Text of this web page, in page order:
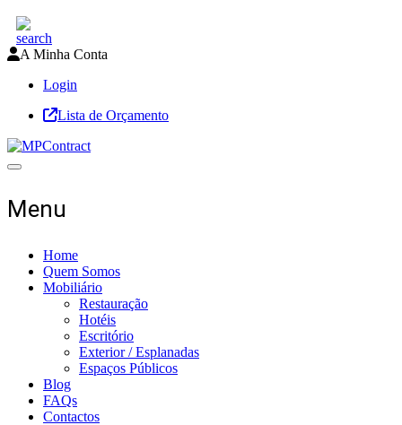
A Minha Conta
Login
Lista de Orçamento
Toggle navigation
Menu
Home
Quem Somos
Mobiliário
Restauração
Hotéis
Escritório
Exterior / Esplanadas
Espaços Públicos
Blog
FAQs
Contactos